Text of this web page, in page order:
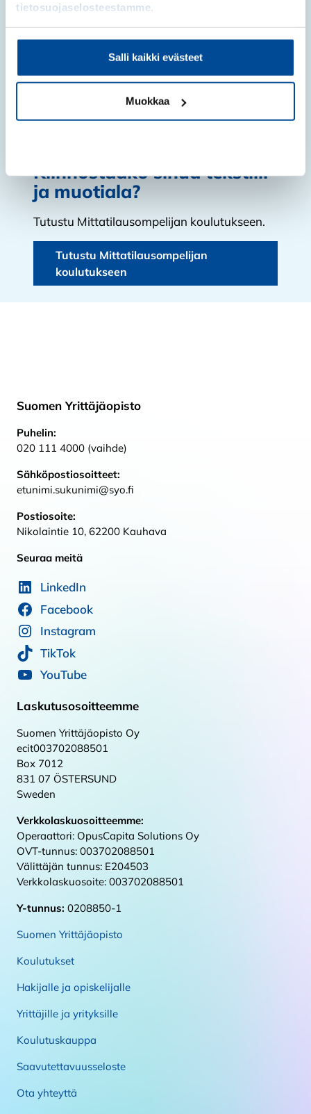
tietosuojaselosteestamme.
Salli kaikki evästeet
Muokkaa
Kiinnostaako sinua tekstiili-
ja muotiala?
Tutustu Mittatilausompelijan koulutukseen.
Tutustu Mittatilausompelijan
koulutukseen
Suomen Yrittäjäopisto
Puhelin:
020 111 4000 (vaihde)
Sähköpostiosoitteet:
etunimi.sukunimi@syo.fi
Postiosoite:
Nikolaintie 10, 62200 Kauhava
Seuraa meitä
LinkedIn
Facebook
Instagram
TikTok
YouTube
Laskutusosoitteemme
Suomen Yrittäjäopisto Oy
ecit003702088501
Box 7012
831 07 ÖSTERSUND
Sweden
Verkkolaskuosoitteemme:
Operaattori: OpusCapita Solutions Oy
OVT-tunnus: 003702088501
Välittäjän tunnus: E204503
Verkkolaskuosoite: 003702088501
Y-tunnus: 0208850-1
Suomen Yrittäjäopisto
Koulutukset
Hakijalle ja opiskelijalle
Yrittäjille ja yrityksille
Koulutuskauppa
Saavutettavuusseloste
Ota yhteyttä